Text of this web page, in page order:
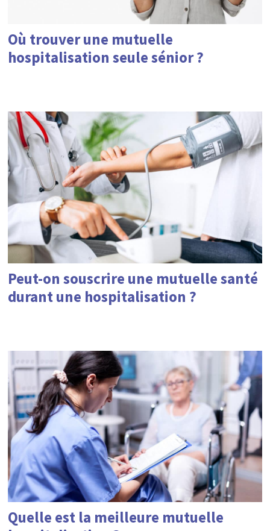
Où trouver une mutuelle
hospitalisation seule sénior ?
Peut-on souscrire une mutuelle santé
durant une hospitalisation ?
Quelle est la meilleure mutuelle